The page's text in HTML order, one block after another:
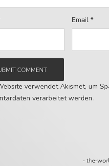
Email *
verwendet Akismet, um
verarbeitet werden.
-the-